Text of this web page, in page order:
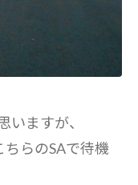
いますが、
らのSAで待機